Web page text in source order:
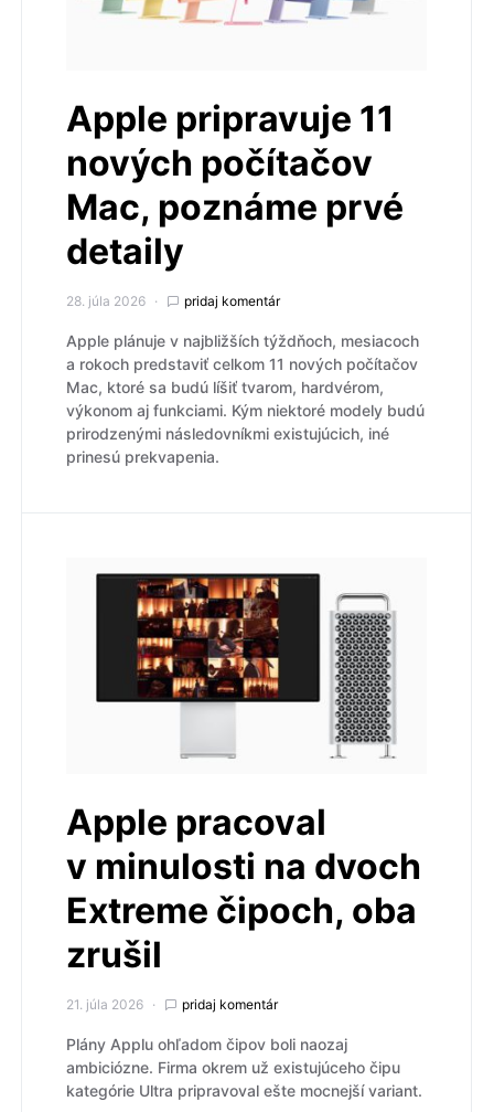
Apple pripravuje 11
nových počítačov
Mac, poznáme prvé
detaily
28. júla 2026 pridaj komentár
Apple plánuje v najbližších týždňoch, mesiacoch
a rokoch predstaviť celkom 11 nových počítačov
Mac, ktoré sa budú líšiť tvarom, hardvérom,
výkonom aj funkciami. Kým niektoré modely budú
prirodzenými následovníkmi existujúcich, iné
prinesú prekvapenia.
Apple pracoval
v minulosti na dvoch
Extreme čipoch, oba
zrušil
21. júla 2026 pridaj komentár
Plány Applu ohľadom čipov boli naozaj
ambiciózne. Firma okrem už existujúceho čipu
kategórie Ultra pripravoval ešte mocnejší variant.